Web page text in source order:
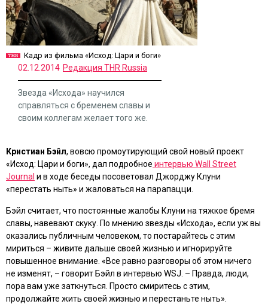
Кадр из фильма «Исход: Цари и боги»
02.12.2014 Редакция THR Russia
Звезда «Исхода» научился
справляться с бременем славы и
своим коллегам желает того же.
Кристиан Бэйл, вовсю промоутирующий свой новый проект
«Исход: Цари и боги», дал подробное интервью Wall Street
Journal и в ходе беседы посоветовал Джорджу Клуни
«перестать ныть» и жаловаться на парапацци.
Бэйл считает, что постоянные жалобы Клуни на тяжкое бремя
славы, навевают скуку. По мнению звезды «Исхода», если уж вы
оказались публичным человеком, то постарайтесь с этим
мириться – живите дальше своей жизнью и игнорируйте
повышенное внимание. «Все равно разговоры об этом ничего
не изменят, – говорит Бэйл в интервью WSJ. – Правда, люди,
пора вам уже заткнуться. Просто смиритесь с этим,
продолжайте жить своей жизнью и перестаньте ныть».